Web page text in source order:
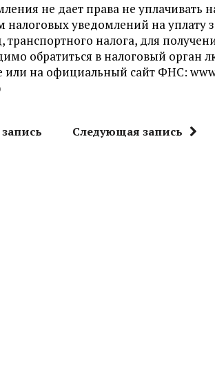
не дает права не уплачивать
уведомлений на уплату
налога, для
обратиться в налоговый
на официальный сайт ФНС:
Следующая запись